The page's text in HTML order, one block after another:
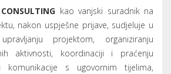
kao vanjski suradnik na
nakon uspješne prijave, sudjeluje u
projektom, organiziranju
aktivnosti, koordinaciji i praćenju
komunikacije s ugovornim tijelima,